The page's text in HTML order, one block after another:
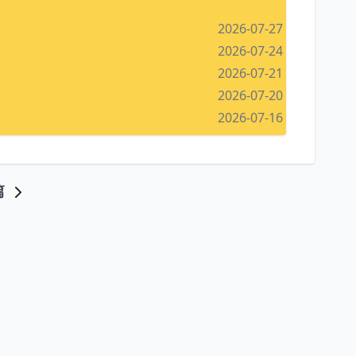
2026-07-27
2026-07-24
2026-07-21
2026-07-20
2026-07-16